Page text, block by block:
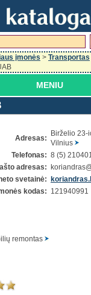
įmonės > Transportas
MENIU
Adresas:
Birželio 23-
Vilnius
Telefonas: 8 (5)
adresas:
svetainė:
kodas: 121940991
remontas